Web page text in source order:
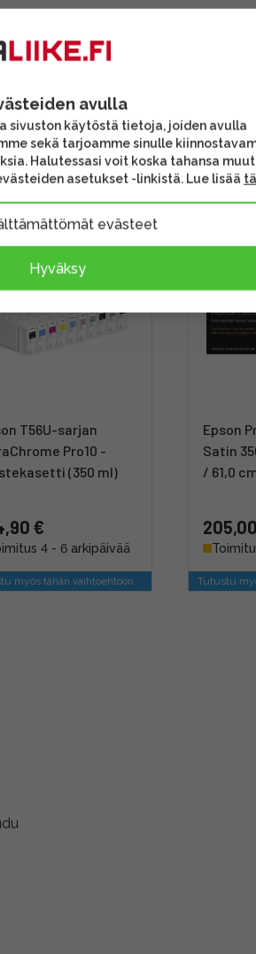
T56U-sarjan
Pro10 -
(350 ml)
€
4 - 6 arkipäivää
myös tähän vaihtoehtoon
Epson
Satin
/ 61,0
Tutustu
avulla
sivuston käytöstä tietoja, joiden avulla
sekä tarjoamme sinulle
Halutessasi voit koska tahansa
asetukset -linkistä. Lue lisää
evästeet
Hyväksy